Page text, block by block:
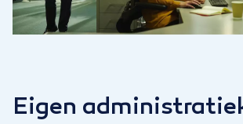
Eigen